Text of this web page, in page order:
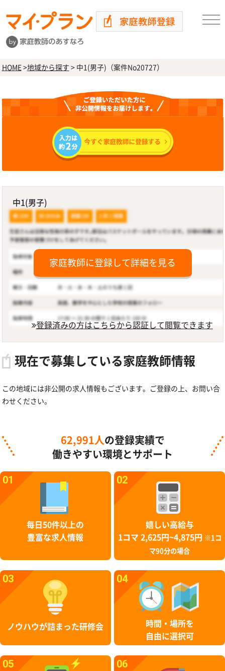
HOME>地域から探す >中1(男子)（案件No20727）
中1(男子)
家庭教師に登録して詳細を見る
登録済みの方はこちらから認証して閲覧できます
現在で募集している家庭教師情報
この地域には非公開の求人情報もございます。ご登録の上、お問い合
わせください。
62,991人 の登録実績で
働きやすい環境とサポート
01
毎日50件以上の
豊富な求人情報
02
嬉しい高給与
1コマ 2,625円~4,875円
※1コ
マ90分の場合
03
ノウハウが詰まった研修会
04
時間・場所を
自由に選択可
05 06